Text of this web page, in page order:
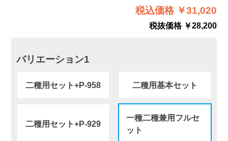
税込価格 ￥31,020
税抜価格 ￥28,200
バリエーション1
二種用セット+P-958 二種用基本セット
二種用セット+P-929
一種二種兼用フルセ
ット